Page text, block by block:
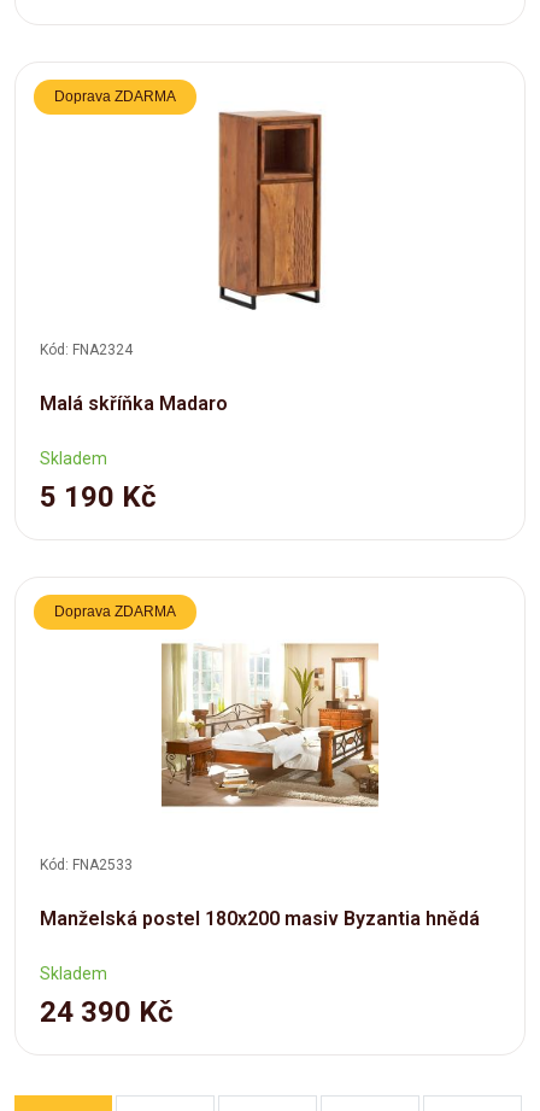
Doprava ZDARMA
Kód: FNA2324
Malá skříňka Madaro
Skladem
5 190 Kč
Doprava ZDARMA
Kód: FNA2533
Manželská postel 180x200 masiv Byzantia hnědá
Skladem
24 390 Kč